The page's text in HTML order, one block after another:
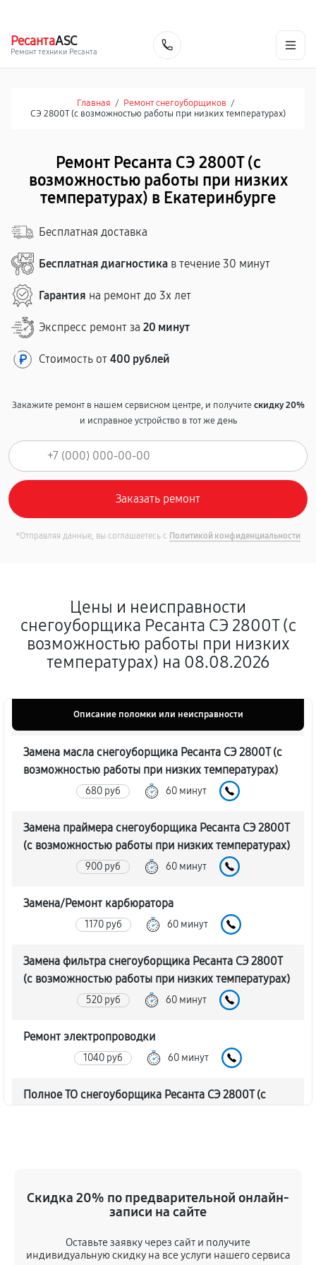
РесантаASC
Ремонт техники Ресанта
Главная / Ремонт снегоуборщиков /
СЭ 2800Т (с возможностью работы при низких температурах)
Ремонт Ресанта СЭ 2800Т (с
возможностью работы при низких
температурах) в Екатеринбурге
Бесплатная доставка
Бесплатная диагностика в течение 30 минут
Гарантия на ремонт до 3х лет
Экспресс ремонт за 20 минут
Стоимость от 400 рублей
Закажите ремонт в нашем сервисном центре, и получитескидку 20%
и исправное устройство в тот же день
*Отправляя данные, вы соглашаетесь с Политикой конфиденциальности
Цены и неисправности
снегоуборщика Ресанта СЭ 2800Т (с
возможностью работы при низких
температурах) на 08.08.2026
Описание поломки или неисправности
Замена масла снегоуборщика Ресанта СЭ 2800Т (с
возможностью работы при низких температурах)
680 руб 60 минут
Замена праймера снегоуборщика Ресанта СЭ 2800Т
(с возможностью работы при низких температурах)
900 руб 60 минут
Замена/Pемонт карбюратора
1170 руб 60 минут
Замена фильтра снегоуборщика Ресанта СЭ 2800Т
(с возможностью работы при низких температурах)
520 руб 60 минут
Ремонт электропроводки
1040 руб 60 минут
Полное ТО снегоуборщика Ресанта СЭ 2800Т (с
1130 руб 60 минут
Регулировка зазоров клапанов
Скидка 20% по предварительной онлайн-
записи на сайте
Оставьте заявку через сайт и получите
индивидуальную скидку на все услуги нашего сервиса